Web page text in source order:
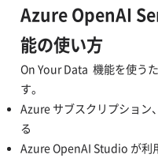
Azure OpenAI
能の使い方
On Your Data 機能を使う
す。
Azure サブスクリプション
る
Azure OpenAI Studio が利